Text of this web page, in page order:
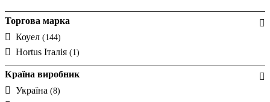
Торгова марка
Коуел (144)
Hortus Італія (1)
Країна виробник
Україна (8)